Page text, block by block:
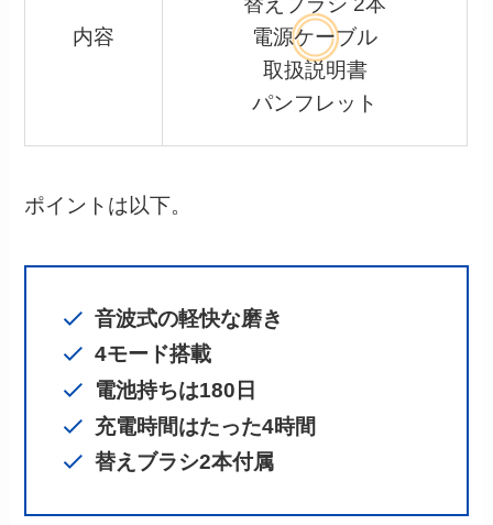
内容
電源ケーブル
取扱説明書
パンフレット
ポイントは以下。
音波式の軽快な磨き
4モード搭載
電池持ちは180日
充電時間はたった4時間
替えブラシ2本付属